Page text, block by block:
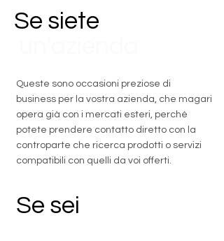
Se siete
Queste sono occasioni preziose di
business per la vostra azienda, che magari
opera già con i mercati esteri, perché
potete prendere contatto diretto con la
controparte che ricerca prodotti o servizi
compatibili con quelli da voi offerti.
Se sei